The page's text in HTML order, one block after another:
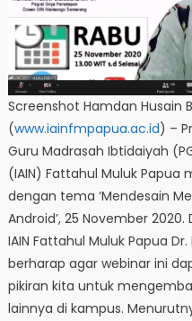
Screenshot Hamdan Husain
(www.iainfmpapua.ac.id) –
Guru Madrasah Ibtidaiyah
(IAIN) Fattahul Muluk Papua
dengan tema ‘Mendesain
Android’, 25 November 2020.
IAIN Fattahul Muluk Papua Dr.
berharap agar webinar ini
pikiran kita untuk
lainnya di kampus.